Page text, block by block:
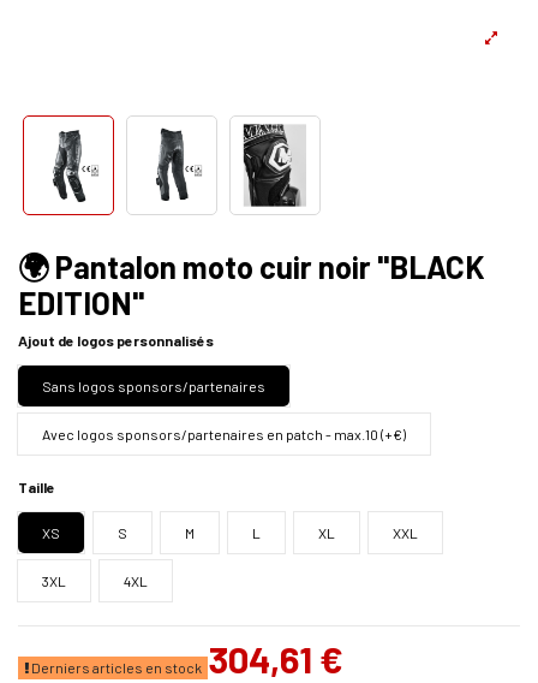
🌍 Pantalon moto cuir noir "BLACK
EDITION"
Ajout de logos personnalisés
Sans logos sponsors/partenaires
Avec logos sponsors/partenaires en patch - max.10 (+€)
Taille
XS S M L XL XXL
3XL 4XL
Derniers articles en stock 304,61 €